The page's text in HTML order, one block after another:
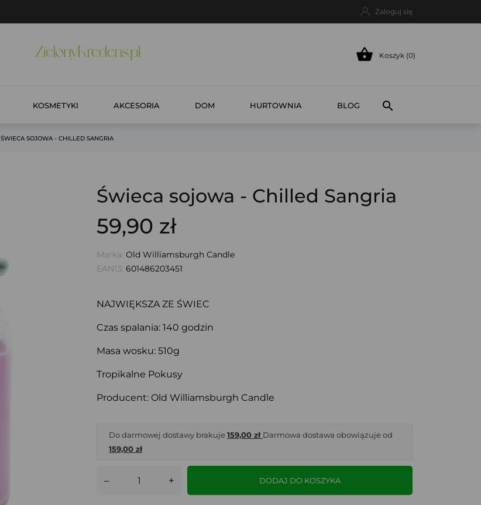
Zaloguj się
 Koszyk (0)
KOSMETYKI AKCESORIA DOM HURTOWNIA BLOG 
ŚWIECA SOJOWA - CHILLED SANGRIA
Świeca sojowa - Chilled Sangria
59,90 zł
Marka: Old Williamsburgh Candle
EAN13: 601486203451
NAJWIĘKSZA ZE ŚWIEC
Czas spalania: 140 godzin
Masa wosku: 510g
Tropikalne Pokusy
Producent: Old Williamsburgh Candle
Do darmowej dostawy brakuje 159,00 zł Darmowa dostawa obowiązuje od
159,00 zł
– + DODAJ DO KOSZYKA